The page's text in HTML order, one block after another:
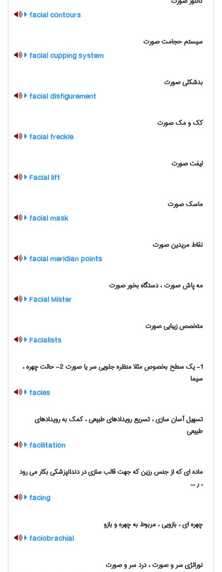
facial contours
سیستم حجامت صورت
facial cupping system
بدشکلی صورت
facial disfigurement
کک و مک صورت
facial freckle
لیفت صورت
Facial lift
ماسک صورت
facial mask
نقاط مریدین صورت
facial meridian points
مه پاش صورت ، دستگاه بخور صورت
Facial Mister
متخصص زیبایی صورت
Facialists
1- یک سطح بخصوص مثلا منظره جلویی سر یا صورت 2- حالت چهره ،
سیما
facies
تسهیل آسان سازی ، تسریع رویدادهای طبیعی ، کمک به رویدادهای
طبیعی
facilitation
ماده ای که از جنس رزین که جهت قالب سازی در دندانپزشکی بکار می رود
، ر ...
facing
چهره ای ، بازویی ، مربوط به چهره و بازو
faciobrachial
نورالژی سر و صورت ، درد سر و صورت